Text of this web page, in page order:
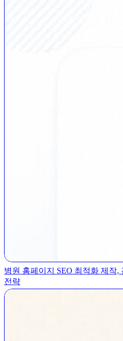
병원 홈페이지 SEO 최적화 제작,
전략